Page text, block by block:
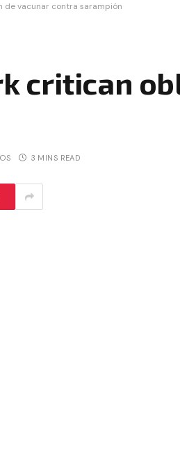
de vacunar contra sarampión
critican
3 MINS READ